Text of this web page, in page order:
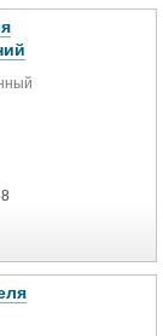
зону
на